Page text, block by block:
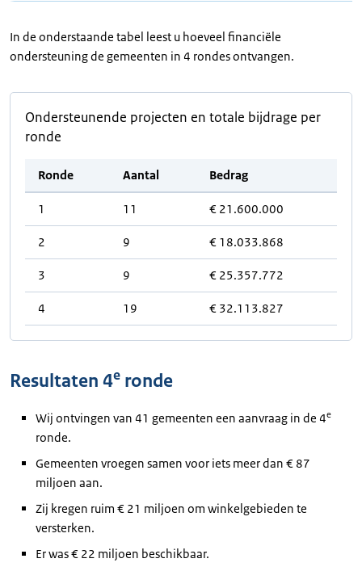
In de onderstaande tabel leest u hoeveel financiële
ondersteuning de gemeenten in 4 rondes ontvangen.
Ondersteunende projecten en totale bijdrage per
ronde
Ronde Aantal Bedrag
1 11 € 21.600.000
2 9 € 18.033.868
3 9 € 25.357.772
4 19 € 32.113.827
Resultaten 4e ronde
Wij ontvingen van 41 gemeenten een aanvraag in de 4e
ronde.
Gemeenten vroegen samen voor iets meer dan € 87
miljoen aan.
Zij kregen ruim € 21 miljoen om winkelgebieden te
versterken.
Er was € 22 miljoen beschikbaar.